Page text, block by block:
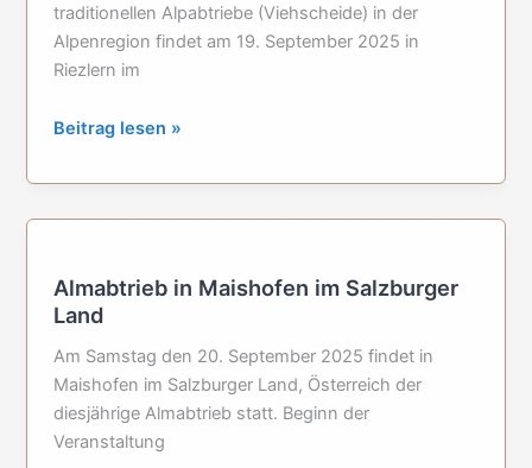
traditionellen Alpabtriebe (Viehscheide) in der
Alpenregion findet am 19. September 2025 in
Riezlern im
Alpabtrieb
Viehscheid
2025
Beitrag lesen »
Almabtrieb in Maishofen im Salzburger
Land
Am Samstag den 20. September 2025 findet in
Maishofen im Salzburger Land, Österreich der
diesjährige Almabtrieb statt. Beginn der
Veranstaltung